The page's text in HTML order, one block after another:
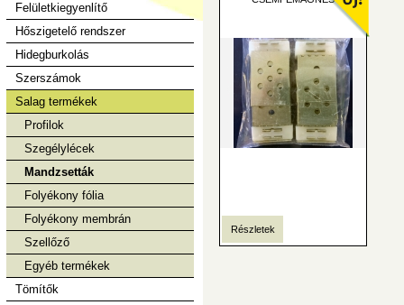
Felületkiegyenlítő
Hőszigetelő rendszer
Hidegburkolás
Szerszámok
Salag termékek
Profilok
Szegélylécek
Mandzsetták
Folyékony fólia
Folyékony membrán
Szellőző
Egyéb termékek
Tömítők
Részletek